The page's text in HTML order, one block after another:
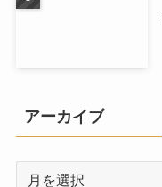
アーカイブ